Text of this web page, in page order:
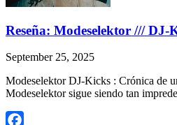
Reseña: Modeselektor /// DJ-
September 25, 2025
Modeselektor DJ-Kicks : Crónica de
Modeselektor sigue siendo tan